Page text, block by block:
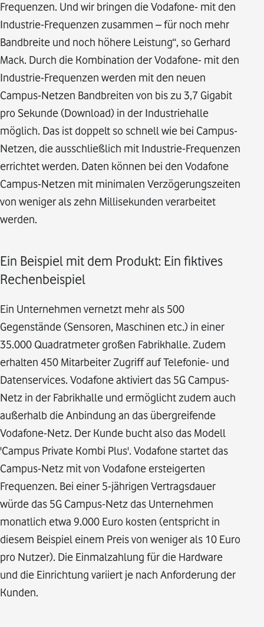
Frequenzen. Und wir bringen die Vodafone- mit den
Industrie-Frequenzen zusammen – für noch mehr
Bandbreite und noch höhere Leistung“, so Gerhard
Mack. Durch die Kombination der Vodafone- mit den
Industrie-Frequenzen werden mit den neuen
Campus-Netzen Bandbreiten von bis zu 3,7 Gigabit
pro Sekunde (Download) in der Industriehalle
möglich. Das ist doppelt so schnell wie bei Campus-
Netzen, die ausschließlich mit Industrie-Frequenzen
errichtet werden. Daten können bei den Vodafone
Campus-Netzen mit minimalen Verzögerungszeiten
von weniger als zehn Millisekunden verarbeitet
werden.
Ein Beispiel mit dem Produkt: Ein fiktives
Rechenbeispiel
Ein Unternehmen vernetzt mehr als 500
Gegenstände (Sensoren, Maschinen etc.) in einer
35.000 Quadratmeter großen Fabrikhalle. Zudem
erhalten 450 Mitarbeiter Zugriff auf Telefonie- und
Datenservices. Vodafone aktiviert das 5G Campus-
Netz in der Fabrikhalle und ermöglicht zudem auch
außerhalb die Anbindung an das übergreifende
Vodafone-Netz. Der Kunde bucht also das Modell
'Campus Private Kombi Plus'. Vodafone startet das
Campus-Netz mit von Vodafone ersteigerten
Frequenzen. Bei einer 5-jährigen Vertragsdauer
würde das 5G Campus-Netz das Unternehmen
monatlich etwa 9.000 Euro kosten (entspricht in
diesem Beispiel einem Preis von weniger als 10 Euro
pro Nutzer). Die Einmalzahlung für die Hardware
und die Einrichtung variiert je nach Anforderung der
Kunden.